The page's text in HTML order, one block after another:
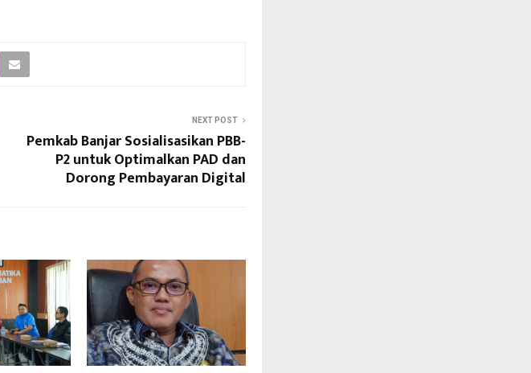
NEXT POST
Pemkab Banjar Sosialisasikan PBB-
P2 untuk Optimalkan PAD dan
Dorong Pembayaran Digital